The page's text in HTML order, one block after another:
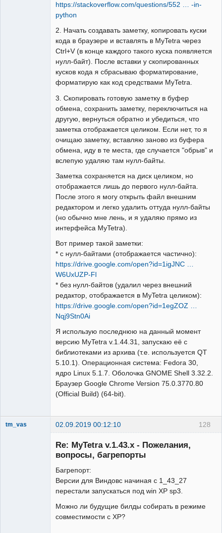
https://stackoverflow.com/questions/552 … -in-
python
2. Начать создавать заметку, копировать куски
кода в браузере и вставлять в MyTetra через
Ctrl+V (в конце каждого такого куска появляется
нулл-байт). После вставки у скопированных
кусков кода я сбрасываю форматирование,
форматирую как код средствами MyTetra.
3. Скопировать готовую заметку в буфер
обмена, сохранить заметку, переключиться на
другую, вернуться обратно и убедиться, что
заметка отображается целиком. Если нет, то я
очищаю заметку, вставляю заново из буфера
обмена, иду в те места, где случается "обрыв" и
вслепую удаляю там нулл-байты.
Заметка сохраняется на диск целиком, но
отображается лишь до первого нулл-байта.
После этого я могу открыть файл внешним
редактором и легко удалить оттуда нулл-байты
(но обычно мне лень, и я удаляю прямо из
интерфейса MyTetra).
Вот пример такой заметки:
* с нулл-байтами (отображается частично):
https://drive.google.com/open?id=1igJNC …
W6UxUZP-Fl
* без нулл-байтов (удалил через внешний
редактор, отображается в MyTetra целиком):
https://drive.google.com/open?id=1egZOZ …
Nqj9Stn0Ai
Я использую последнюю на данный момент
версию MyTetra v.1.44.31, запускаю её с
библиотеками из архива (т.е. используется QT
5.10.1). Операционная система: Fedora 30,
ядро Linux 5.1.7. Оболочка GNOME Shell 3.32.2.
Браузер Google Chrome Version 75.0.3770.80
(Official Build) (64-bit).
128
tm_vas 02.09.2019 00:12:10
Re: MyTetra v.1.43.x - Пожелания,
вопросы, багрепорты
Багрепорт:
Версии для Виндовс начиная с 1_43_27
перестали запускаться под win XP sp3.
Можно ли будущие билды собирать в режиме
совместимости с XP?